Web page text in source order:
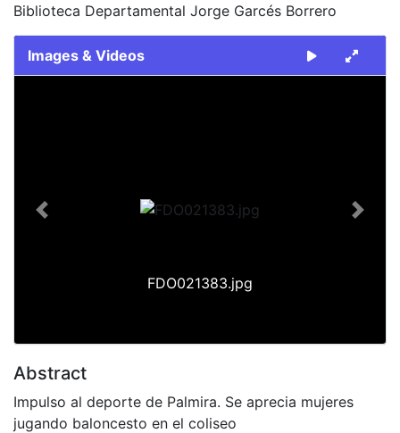
Biblioteca Departamental Jorge Garcés Borrero
Images & Videos
FDO021383.jpg
Previous Next
Abstract
Impulso al deporte de Palmira. Se aprecia mujeres
jugando baloncesto en el coliseo